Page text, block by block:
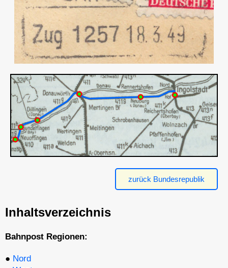
zurück Bundesrepublik
Inhaltsverzeichnis
Bahnpost Regionen:
● Nord